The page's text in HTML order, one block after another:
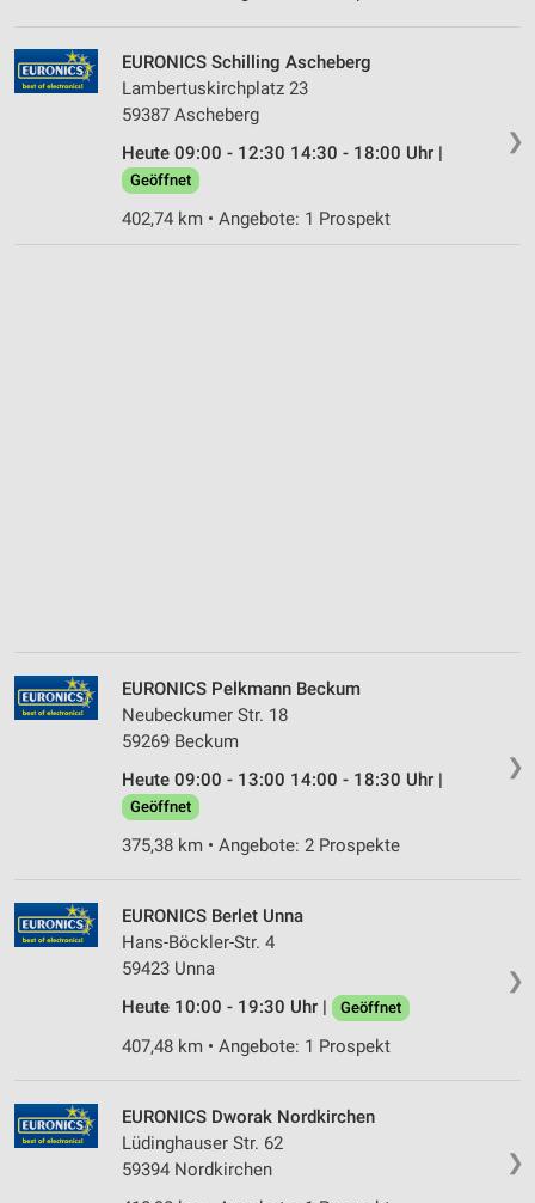
❯
EURONICS Schilling Ascheberg
Lambertuskirchplatz 23
59387 Ascheberg
Heute 09:00 - 12:30 14:30 - 18:00 Uhr |
Geöffnet
402,74 km • Angebote: 1 Prospekt
❯
EURONICS Pelkmann Beckum
Neubeckumer Str. 18
59269 Beckum
Heute 09:00 - 13:00 14:00 - 18:30 Uhr |
Geöffnet
375,38 km • Angebote: 2 Prospekte
❯
EURONICS Berlet Unna
Hans-Böckler-Str. 4
59423 Unna
Heute 10:00 - 19:30 Uhr |
Geöffnet
407,48 km • Angebote: 1 Prospekt
❯
EURONICS Dworak Nordkirchen
Lüdinghauser Str. 62
59394 Nordkirchen